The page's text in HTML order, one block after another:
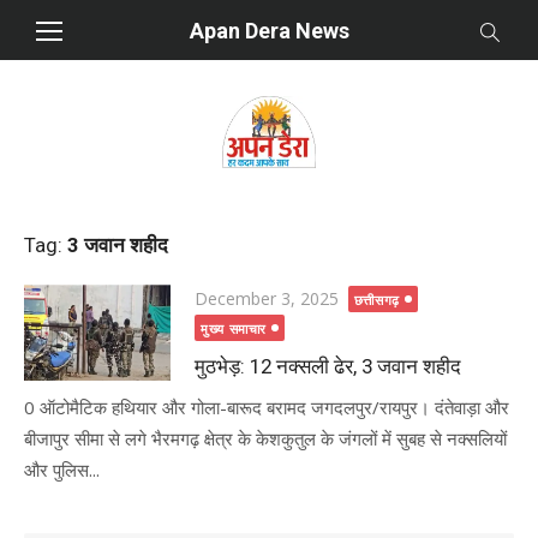
Apan Dera News
Tag: 3 जवान शहीद
Posted
on
December 3, 2025
छत्तीसगढ़
मुख्य समाचार
मुठभेड़: 12 नक्सली ढेर, 3 जवान शहीद
0 ऑटोमैटिक हथियार और गोला-बारूद बरामद जगदलपुर/रायपुर। दंतेवाड़ा और
बीजापुर सीमा से लगे भैरमगढ़ क्षेत्र के केशकुतुल के जंगलों में सुबह से नक्सलियों
और पुलिस...